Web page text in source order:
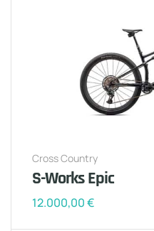
Cross Country
S-Works Epic
12.000,00€